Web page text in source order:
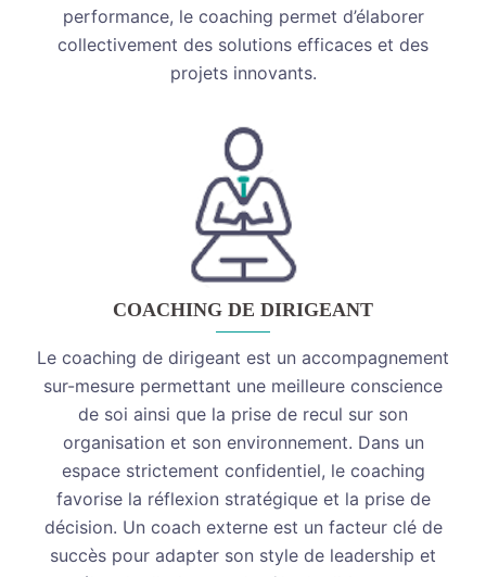
performance, le coaching permet d’élaborer
collectivement des solutions efficaces et des
projets innovants.
COACHING DE DIRIGEANT
Le coaching de dirigeant est un accompagnement
sur-mesure permettant une meilleure conscience
de soi ainsi que la prise de recul sur son
organisation et son environnement. Dans un
espace strictement confidentiel, le coaching
favorise la réflexion stratégique et la prise de
décision. Un coach externe est un facteur clé de
succès pour adapter son style de leadership et